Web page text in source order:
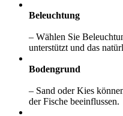
Beleuchtung
– Wählen Sie
unterstützt und das
Bodengrund
– Sand oder Kies
der Fische beeinflussen.